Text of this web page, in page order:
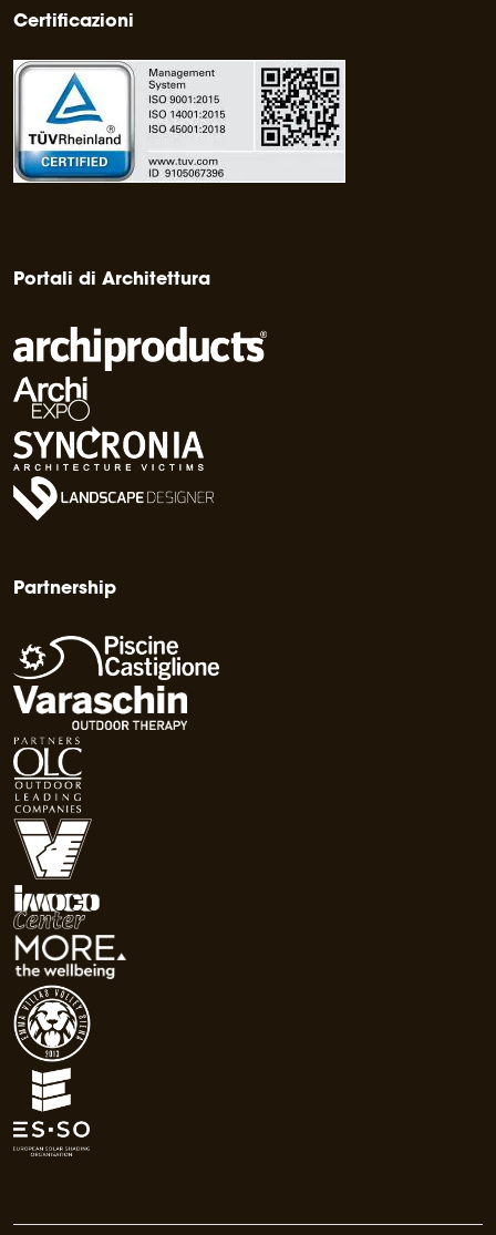
Certificazioni
Portali di Architettura
Partnership